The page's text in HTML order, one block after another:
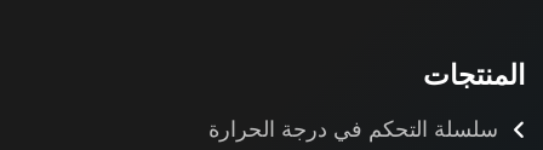
المنتجات
سلسلة التحكم في درجة الحرارة